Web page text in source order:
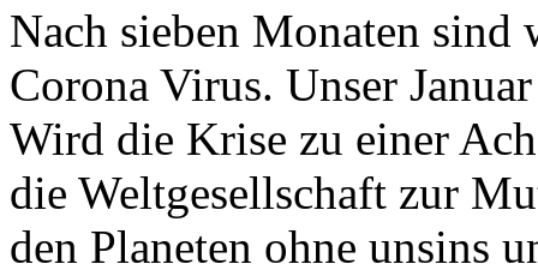
Nach sieben Monaten
Corona Virus. Unser
Wird die Krise zu einer
die Weltgesellschaft zur
den Planeten ohne unsins